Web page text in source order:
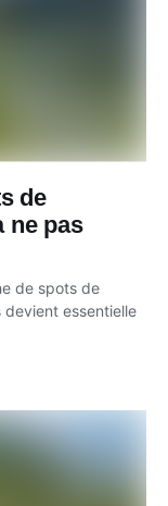
de
ne pas
de spots de
essentielle